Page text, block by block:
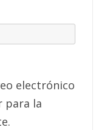
electrónico
para la